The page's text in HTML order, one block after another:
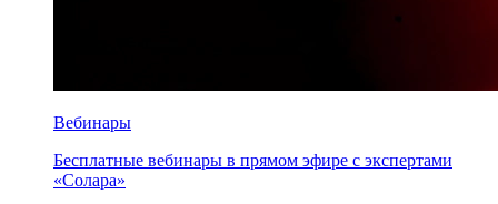
Вебинары
Бесплатные вебинары в прямом эфире с экспертами
«Солара»